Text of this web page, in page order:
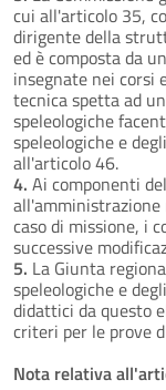
cui all'articolo 35,
dirigente della
ed è composta da
insegnate nei corsi
tecnica spetta ad
speleologiche
speleologiche e
all'articolo 46.
4. Ai componenti
all'amministrazione
caso di missione, i
successive
5. La Giunta
speleologiche e
didattici da questo
criteri per le prove
Nota relativa